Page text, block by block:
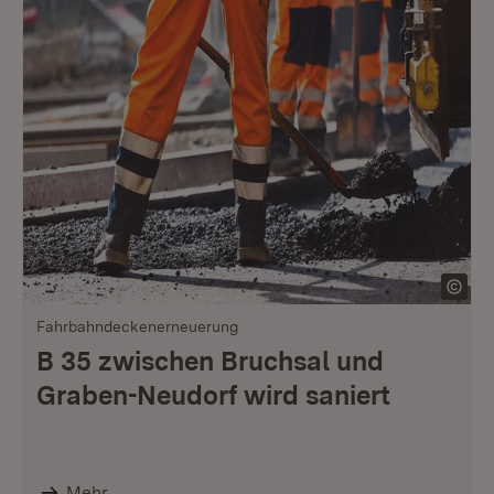
Fahrbahndeckenerneuerung
B 35 zwischen Bruchsal und
Graben-Neudorf wird saniert